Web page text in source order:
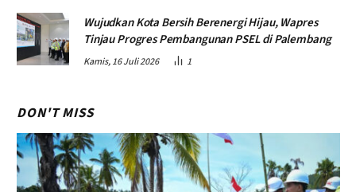
Wujudkan Kota Bersih Berenergi Hijau, Wapres
Tinjau Progres Pembangunan PSEL di Palembang
Kamis, 16 Juli 2026 1
DON'T MISS